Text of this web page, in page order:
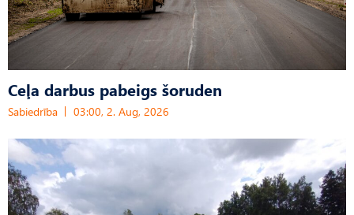
Ceļa darbus pabeigs šoruden
Sabiedrība 03:00, 2. Aug, 2026